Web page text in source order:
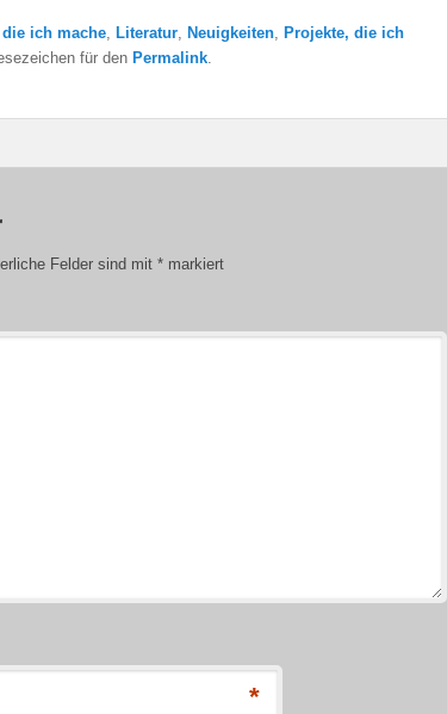
die ich mache Literatur Neuigkeiten
Projekte, die ich
für den Permalink
Felder sind mit * markiert
*